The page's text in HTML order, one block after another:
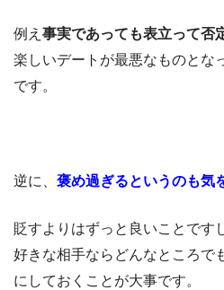
例え 事実であっても表立って否
楽しいデートが最悪なものとな
です。
逆に、 褒め過ぎるというのも気
貶すよりはずっと良いことです
好きな相手ならどんなところで
にしておくことが大事です。